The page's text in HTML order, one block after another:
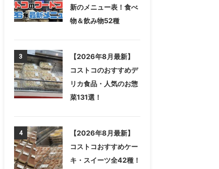
新のメニュー表！食べ
物＆飲み物52種
3
【2026年8月最新】
コストコのおすすめデ
リカ食品・人気のお惣
菜131選！
4
【2026年8月最新】
コストコおすすめケー
キ・スイーツ全42種！